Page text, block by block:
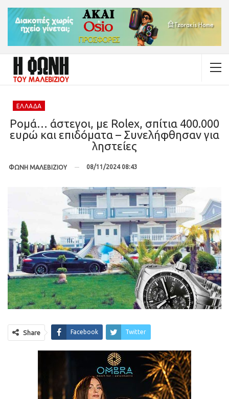
ΕΛΛΆΔΑ
Ρομά… άστεγοι, με Rolex, σπίτια 400.000
ευρώ και επιδόματα – Συνελήφθησαν για
ληστείες
ΦΩΝΗ ΜΑΛΕΒΙΖΙΟΥ 08/11/2024 08:43
Share Facebook Twitter